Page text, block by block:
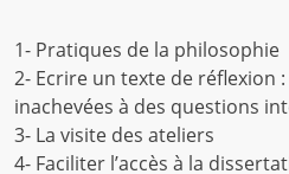
1- Pratiques de la philosophie
2- Ecrire un texte de réflexion
inachevées à des questions
3- La visite des ateliers
4- Faciliter l’accès à la